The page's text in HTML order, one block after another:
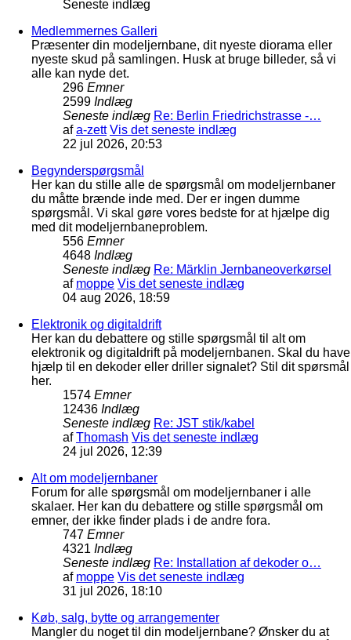
Seneste indlæg
Medlemmernes Galleri
Præsenter din modeljernbane, dit nyeste diorama eller
nyeste skud på samlingen. Husk at bruge billeder, så vi
alle kan nyde det.
296 Emner
2599 Indlæg
Seneste indlæg Re: Berlin Friedrichstrasse -…
afa-zett Vis det seneste indlæg
22 jul 2026, 20:53
Begynderspørgsmål
Her kan du stille alle de spørgsmål om modeljernbaner
du måtte brænde inde med. Der er ingen dumme
spørgsmål. Vi skal gøre vores bedste for at hjælpe dig
med dit modeljernbaneproblem.
556 Emner
4648 Indlæg
Seneste indlæg Re: Märklin Jernbaneoverkørsel
af moppe Vis det seneste indlæg
04 aug 2026, 18:59
Elektronik og digitaldrift
Her kan du debattere og stille spørgsmål til alt om
elektronik og digitaldrift på modeljernbanen. Skal du have
hjælp til en dekoder eller driller signalet? Stil dit spørsmål
her.
1574 Emner
12436 Indlæg
Seneste indlæg Re: JST stik/kabel
afThomash Vis det seneste indlæg
24 jul 2026, 12:39
Alt om modeljernbaner
Forum for alle spørgsmål om modeljernbaner i alle
skalaer. Her kan du debattere og stille spørgsmål om
emner, der ikke finder plads i de andre fora.
747 Emner
4321 Indlæg
Seneste indlæg Re: Installation af dekoder o…
af moppe Vis det seneste indlæg
31 jul 2026, 18:10
Køb, salg, bytte og arrangementer
Mangler du noget til din modeljernbane? Ønsker du at